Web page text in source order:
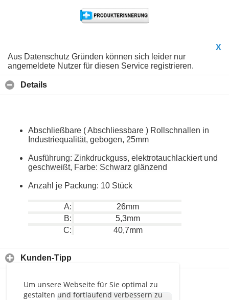
Um unsere Webseite für Sie optimal zu
gestalten und fortlaufend verbessern zu
X
Aus Datenschutz Gründen können sich leider nur
angemeldete Nutzer für diesen Service registrieren.
Details
Abschließbare ( Abschliessbare ) Rollschnallen in
Industriequalität, gebogen, 25mm
Ausführung: Zinkdruckguss, elektrotauchlackiert und
geschweißt, Farbe: Schwarz glänzend
Anzahl je Packung: 10 Stück
A:
26mm
B:
5,3mm
C:
40,7mm
Kunden-Tipp